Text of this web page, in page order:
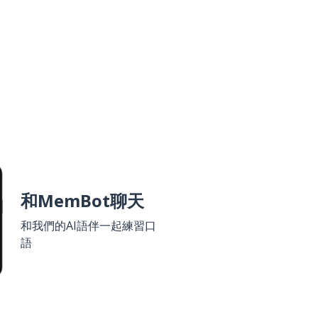
和MemBot聊天
和我們的AI語伴一起練習口
語